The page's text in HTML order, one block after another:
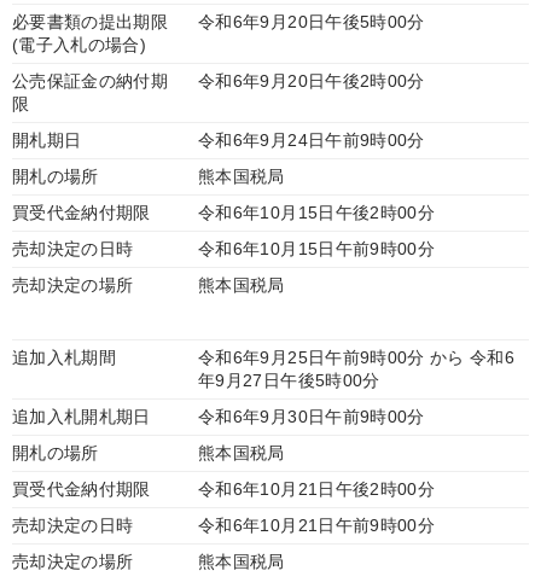
必要書類の提出期限
(電子入札の場合)
令和6年9月20日午後5時00分
公売保証金の納付期
限
令和6年9月20日午後2時00分
開札期日
令和6年9月24日午前9時00分
開札の場所
熊本国税局
買受代金納付期限
令和6年10月15日午後2時00分
売却決定の日時
令和6年10月15日午前9時00分
売却決定の場所
熊本国税局
追加入札期間
令和6年9月25日午前9時00分 から 令和6
年9月27日午後5時00分
追加入札開札期日
令和6年9月30日午前9時00分
開札の場所
熊本国税局
買受代金納付期限
令和6年10月21日午後2時00分
売却決定の日時
令和6年10月21日午前9時00分
売却決定の場所
熊本国税局